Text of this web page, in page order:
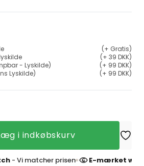
(+ Gratis)
(+ 39 DKK)
- Lyskilde)
(+ 99 DKK)
Lyskilde)
(+ 99 DKK)
i indkøbskurv
matcher prisen E-mærket webshop